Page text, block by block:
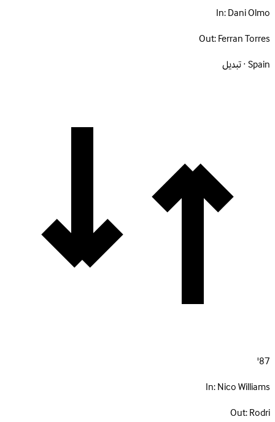
In:Dani Olmo
Out:Ferran Torres
Spain · تبديل
87'
In:Nico Williams
Out:Rodri